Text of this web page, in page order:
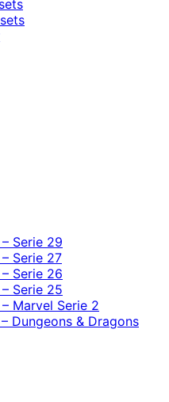
Serie 29
Serie 27
Serie 26
Serie 25
Marvel Serie 2
Dungeons & Dragons